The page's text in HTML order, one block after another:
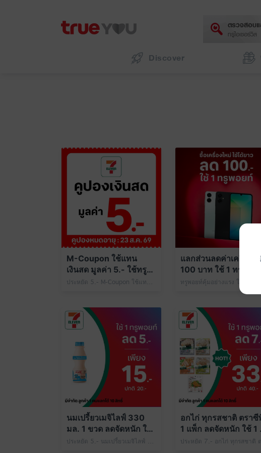
ตรวจสอบแ
ทรูไอเซอร์วิส
Discover
M-Coupon ใช้แทน
เงินสด มูลค่า 5.- ใช้ทรู
พอยท์ 49 คะแนน
ประหยัด 5.- M-Coupon ใช้แทนเงินสด มูลค่า 5.- ใช้ทรูพอยท์ 49 คะแนน
แลกส่วนลดค่าเครื่องเ
100 บาท ใช้ 1 ทรูพอยท์
ที่ 7-Eleven
นมเปรี้ยวเมจิไลฟ์ 330
มล. 1 ขวด ลดจัดหนัก ใช้
1 ทรูพอยท์
ประหยัด 5.- นมเปรี้ยวเมจิไลฟ์ 330 มล. 1 ขวด เพียง 15.- ปกติ 20.- ใช้ 1 ทรูพอยท์
อกไก่ ทุกรสชาติ ตราซี
1 แพ็ก ลดจัดหนัก ใช้ 1
พอยท์